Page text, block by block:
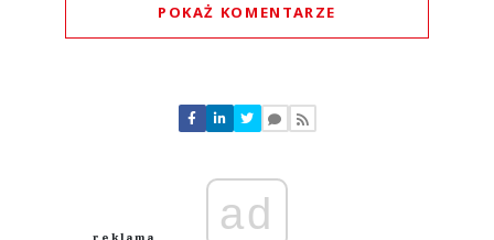
POKAŻ KOMENTARZE
Nie znaleziono komentarzy
Zostaw swoje komentarze
Anuluj
ad